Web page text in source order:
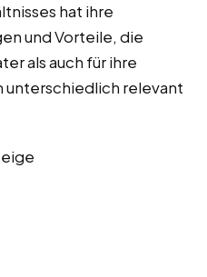
hat ihre
und Vorteile, die
als auch für ihre
relevant